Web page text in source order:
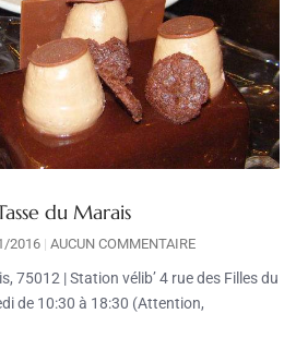
du Marais
2016 AUCUN COMMENTAIRE
75012 | Station vélib’ 4 rue des Filles du
de 10:30 à 18:30 (Attention,